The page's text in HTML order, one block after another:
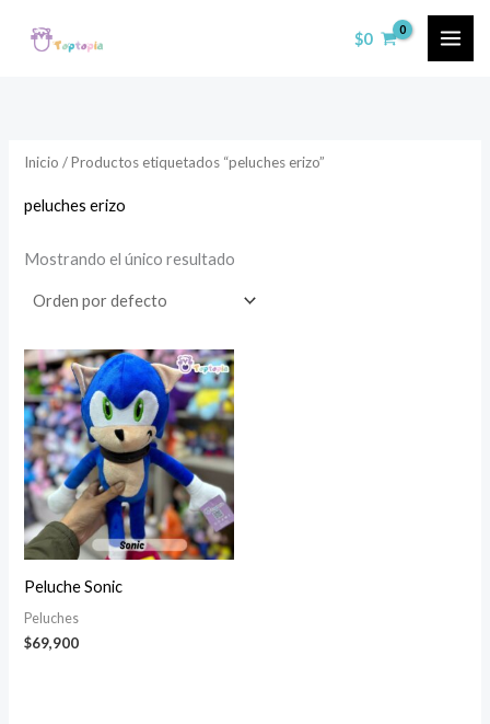
$0
Inicio / Productos etiquetados “peluches erizo”
peluches erizo
Mostrando el único resultado
Peluche Sonic
Peluches
$69,900